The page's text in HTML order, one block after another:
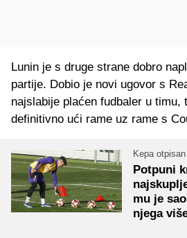
Lunin je s druge strane dobro
partije. Dobio je novi ugovor s
najslabije plaćen fudbaler u timu,
definitivno ući rame uz rame s
Kepa
Potpuni
mu je
njega